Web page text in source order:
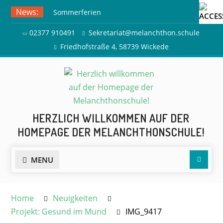
Skip
content
News:
Sommerferien
Ausflug zur Freilichtbühne
Herdringen
02377 910491
Sekretariat@melanchthon.schule
Friedhofstraße 4, 58739 Wickede
HERZLICH WILLKOMMEN AUF DER
HOMEPAGE DER MELANCHTHONSCHULE!
MENU
Home
Neuigkeiten
Projekt: Gesund im Mund
IMG_9417